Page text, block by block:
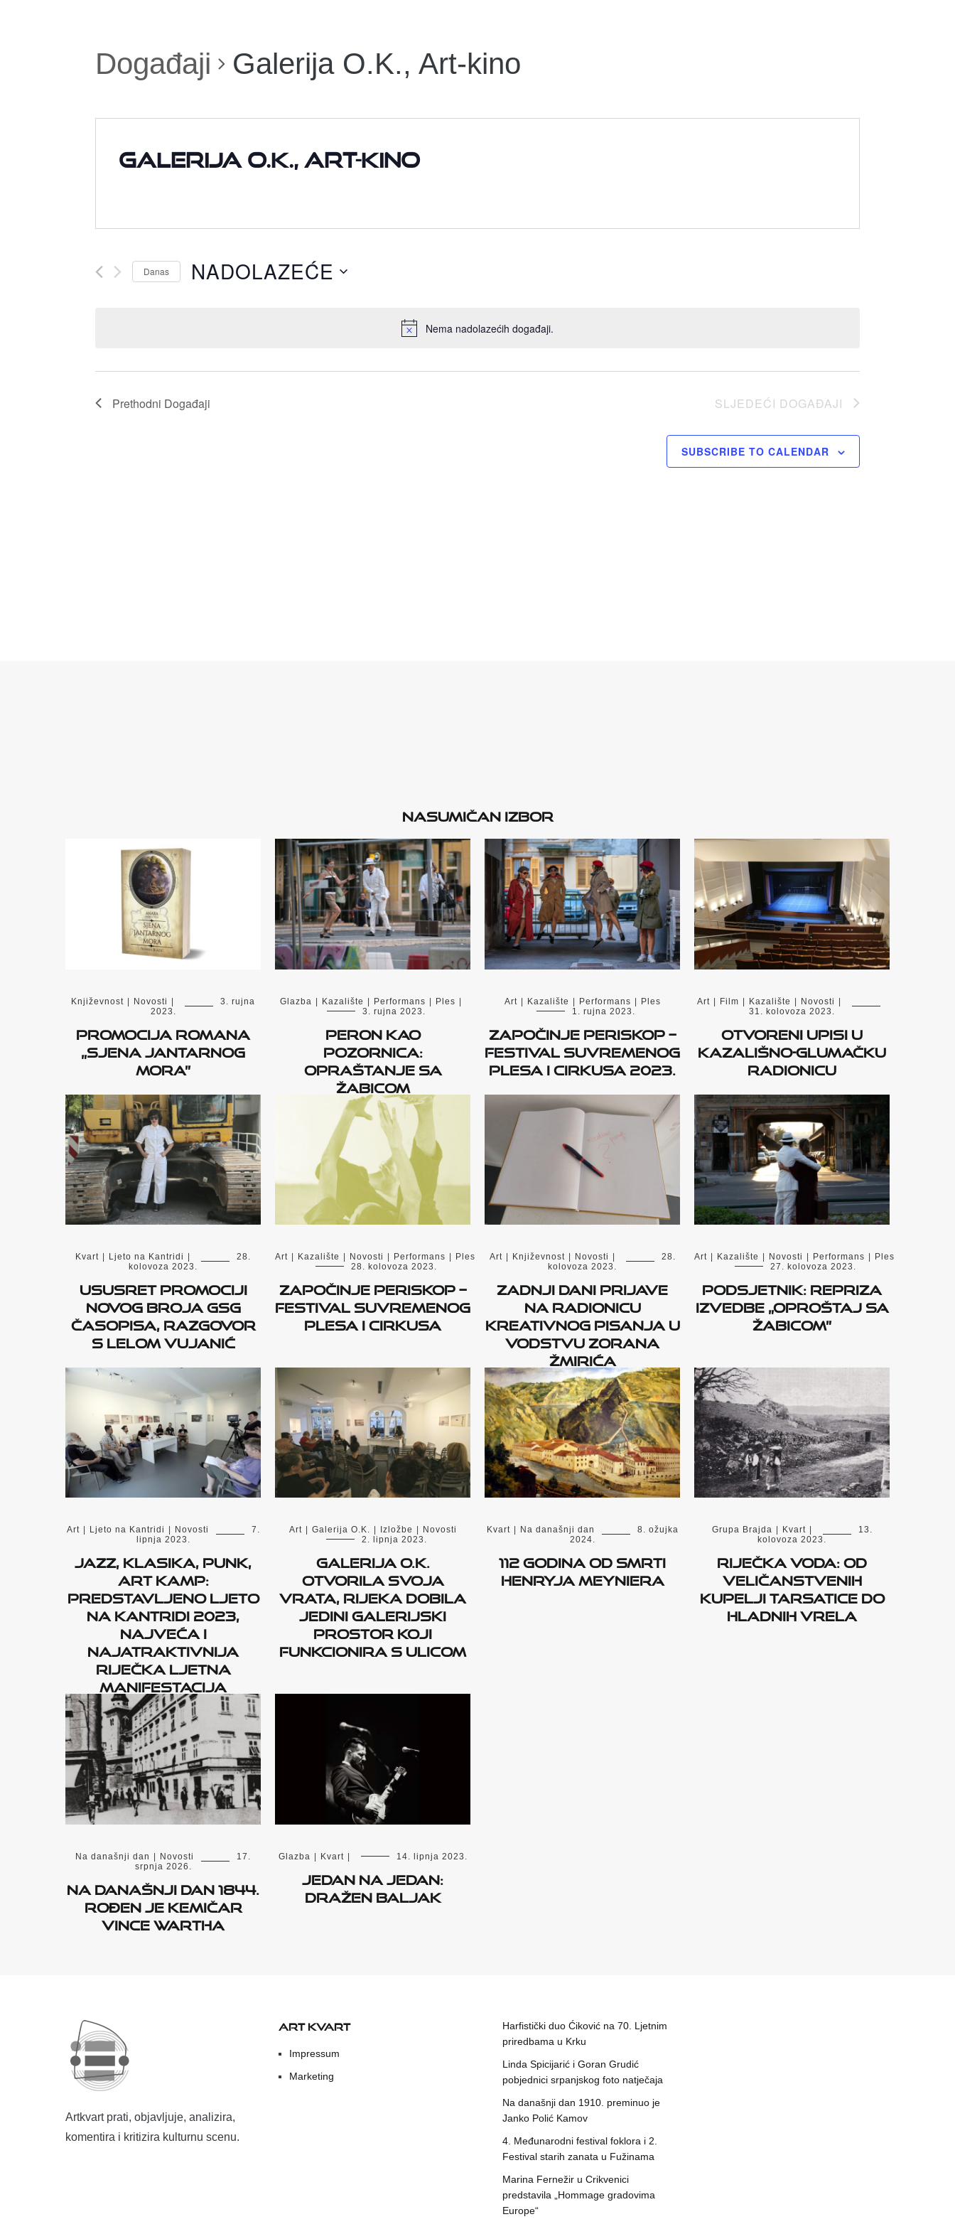
Nema nadolazećih događaji.
Događaji Galerija O.K., Art-kino
Galerija O.K., Art-kino
Danas NADOLAZEĆE
Prethodni Događaji SLJEDEĆI DOGAĐAJI
SUBSCRIBE TO CALENDAR
Nasumičan izbor
Književnost | Novosti |
3. rujna
2023.
Promocija romana
„Sjena Jantarnog
mora”
Glazba | Kazalište | Performans | Ples |
3. rujna 2023.
Peron kao
pozornica:
opraštanje sa
Žabicom
Art | Kazalište | Performans | Ples
1. rujna 2023.
Započinje PERISKOP –
Festival suvremenog
plesa i cirkusa 2023.
Art | Film | Kazalište | Novosti |
31. kolovoza 2023.
Otvoreni upisi u
kazališno-glumačku
radionicu
Kvart Ljeto na Kantridi
28.
kolovoza 2023.
Ususret promociji
novog broja GSG
časopisa, razgovor
s Lelom Vujanić
Art Kazalište Novosti Performans
Ples
28. kolovoza 2023.
Započinje PERISKOP –
festival suvremenog
plesa i cirkusa
Art Književnost Novosti
28.
kolovoza 2023.
Zadnji dani prijave
na radionicu
kreativnog pisanja u
vodstvu Zorana
Žmirića
Art Kazalište Novosti Performans
Ples
27. kolovoza 2023.
Podsjetnik: Repriza
izvedbe „Oproštaj sa
Žabicom”
Art Ljeto na Kantridi Novosti
7.
lipnja 2023.
Jazz, klasika, punk,
Art Kamp:
Predstavljeno Ljeto
na Kantridi 2023,
najveća i
najatraktivnija
riječka ljetna
manifestacija
Art Galerija O.K. Izložbe
Novosti
2. lipnja 2023.
Galerija O.K.
otvorila svoja
vrata, Rijeka dobila
jedini galerijski
prostor koji
funkcionira s ulicom
Kvart Na današnji dan
8. ožujka
2024.
112 godina od smrti
Henryja Meyniera
Grupa Brajda Kvart
13.
kolovoza 2023.
RIJEČKA VODA: Od
veličanstvenih
kupelji Tarsatice do
hladnih vrela
Na današnji dan | Novosti
17.
srpnja 2026.
Na današnji dan 1844.
rođen je kemičar
Vince Wartha
Glazba | Kvart | 14. lipnja 2023.
Jedan na jedan:
Dražen Baljak
Artkvart prati, objavljuje, analizira,
komentira i kritizira kulturnu scenu.
ART KVART
Impressum
Marketing
Harfistički duo Ćiković na 70. Ljetnim
priredbama u Krku
Linda Spicijarić i Goran Grudić
pobjednici srpanjskog foto natječaja
Na današnji dan 1910. preminuo je
Janko Polić Kamov
4. Međunarodni festival foklora i 2.
Festival starih zanata u Fužinama
Marina Fernežir u Crikvenici
predstavila „Hommage gradovima
Europe“